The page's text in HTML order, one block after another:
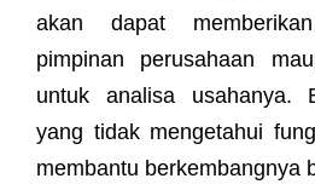
akan dapat
pimpinan perusahaan
untuk analisa usahanya.
yang tidak mengetahui
membantu berkembangnya